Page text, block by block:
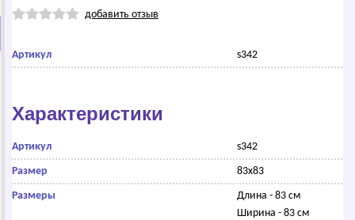
добавить отзыв
Артикул s342
Характеристики
Артикул s342
Размер 83х83
Размеры
Длина - 83 см
Ширина - 83 см